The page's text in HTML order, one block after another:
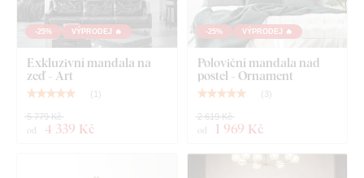
Co najdete v balení?
Vícedílná mandala na stěnu - Hojnost
stěnu jako na ilustračním obrázku.
-25% VÝPRODEJ 🔥
Exkluzivní mandala na
zeď - Art
( )
od 4 339 Kč
5 779 Kč
-25% VÝPRODEJ 🔥
Poloviční mandala nad
postel - Ornament
( 3 )
od 1 969 Kč
2 619 Kč